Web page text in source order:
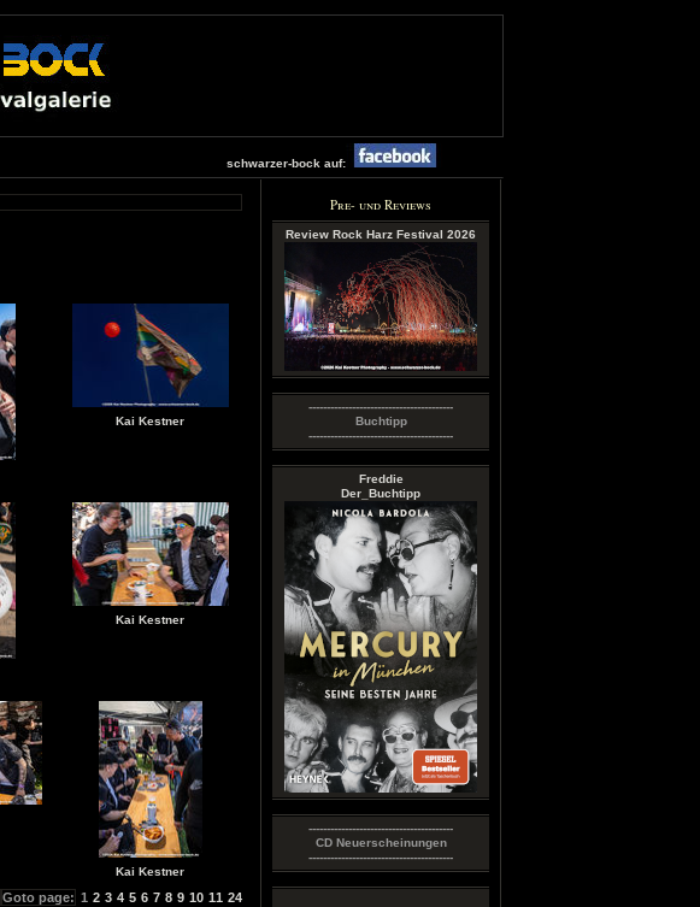
schwarzer-bock auf:
Pre- und Reviews
Review Rock Harz Festival 2026
----------------------------------------
Buchtipp
----------------------------------------
Freddie
Der_Buchtipp
----------------------------------------
CD Neuerscheinungen
----------------------------------------
Kai Kestner
Kai Kestner
Kai Kestner
Goto page: 1 2 3 4 5 6 7 8 9 10 11 24